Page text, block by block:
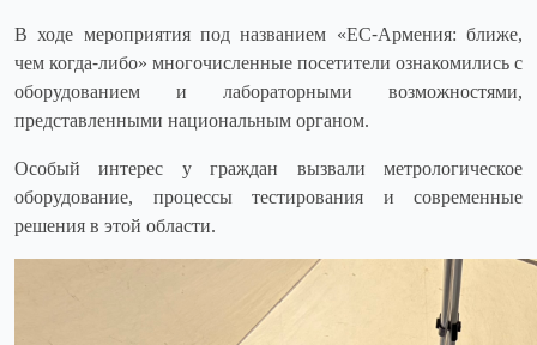
В ходе мероприятия под названием «ЕС-Армения: ближе,
чем когда-либо» многочисленные посетители ознакомились с
оборудованием и лабораторными возможностями,
представленными национальным органом.
Особый интерес у граждан вызвали метрологическое
оборудование, процессы тестирования и современные
решения в этой области.